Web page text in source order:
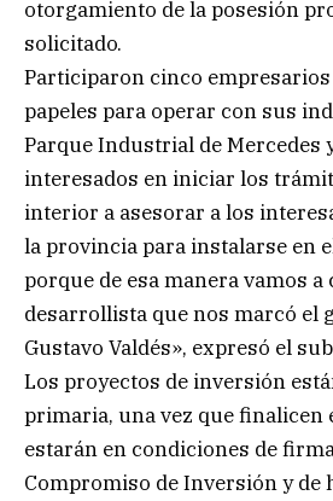
otorgamiento de la posesión
solicitado.
Participaron cinco
papeles para operar con sus
Parque Industrial de Mercedes
interesados en iniciar los
interior a asesorar a los
la provincia para instalarse en
porque de esa manera vamos
desarrollista que nos marcó el
Gustavo Valdés», expresó el
Los proyectos de inversión
primaria, una vez que finalicen
estarán en condiciones de
Compromiso de Inversión y de